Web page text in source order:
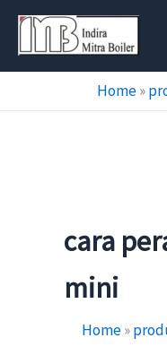
Skip
content
Home»
cara
mini
Home»